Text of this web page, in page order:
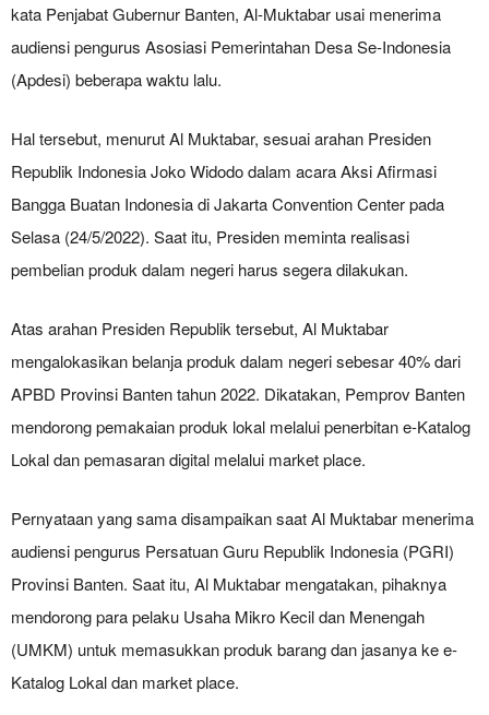
kata Penjabat Gubernur Banten, Al-Muktabar usai menerima
audiensi pengurus Asosiasi Pemerintahan Desa Se-Indonesia
(Apdesi) beberapa waktu lalu.
Hal tersebut, menurut Al Muktabar, sesuai arahan Presiden
Republik Indonesia Joko Widodo dalam acara Aksi Afirmasi
Bangga Buatan Indonesia di Jakarta Convention Center pada
Selasa (24/5/2022). Saat itu, Presiden meminta realisasi
pembelian produk dalam negeri harus segera dilakukan.
Atas arahan Presiden Republik tersebut, Al Muktabar
mengalokasikan belanja produk dalam negeri sebesar 40% dari
APBD Provinsi Banten tahun 2022. Dikatakan, Pemprov Banten
mendorong pemakaian produk lokal melalui penerbitan e-Katalog
Lokal dan pemasaran digital melalui market place.
Pernyataan yang sama disampaikan saat Al Muktabar menerima
audiensi pengurus Persatuan Guru Republik Indonesia (PGRI)
Provinsi Banten. Saat itu, Al Muktabar mengatakan, pihaknya
mendorong para pelaku Usaha Mikro Kecil dan Menengah
(UMKM) untuk memasukkan produk barang dan jasanya ke e-
Katalog Lokal dan market place.